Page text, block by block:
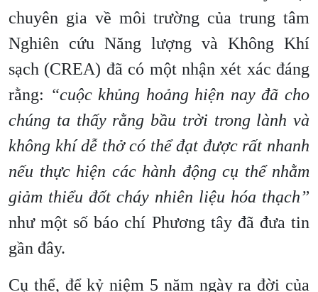
chuyên gia về môi trường của trung tâm
Nghiên cứu Năng lượng và Không Khí
sạch (CREA) đã có một nhận xét xác đáng
rằng: “cuộc khủng hoảng hiện nay đã cho
chúng ta thấy rằng bầu trời trong lành và
không khí dễ thở có thể đạt được rất nhanh
nếu thực hiện các hành động cụ thể nhằm
giảm thiểu đốt cháy nhiên liệu hóa thạch”
như một số báo chí Phương tây đã đưa tin
gần đây.
Cụ thể, để kỷ niệm 5 năm ngày ra đời của